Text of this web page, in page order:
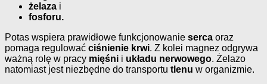
żelaza i
fosforu.
Potas wspiera prawidłowe funkcjonowanie serca oraz
pomaga regulować ciśnienie krwi. Z kolei magnez odgrywa
ważną rolę w pracy mięśni i układu nerwowego. Żelazo
natomiast jest niezbędne do transportu tlenu w organizmie.